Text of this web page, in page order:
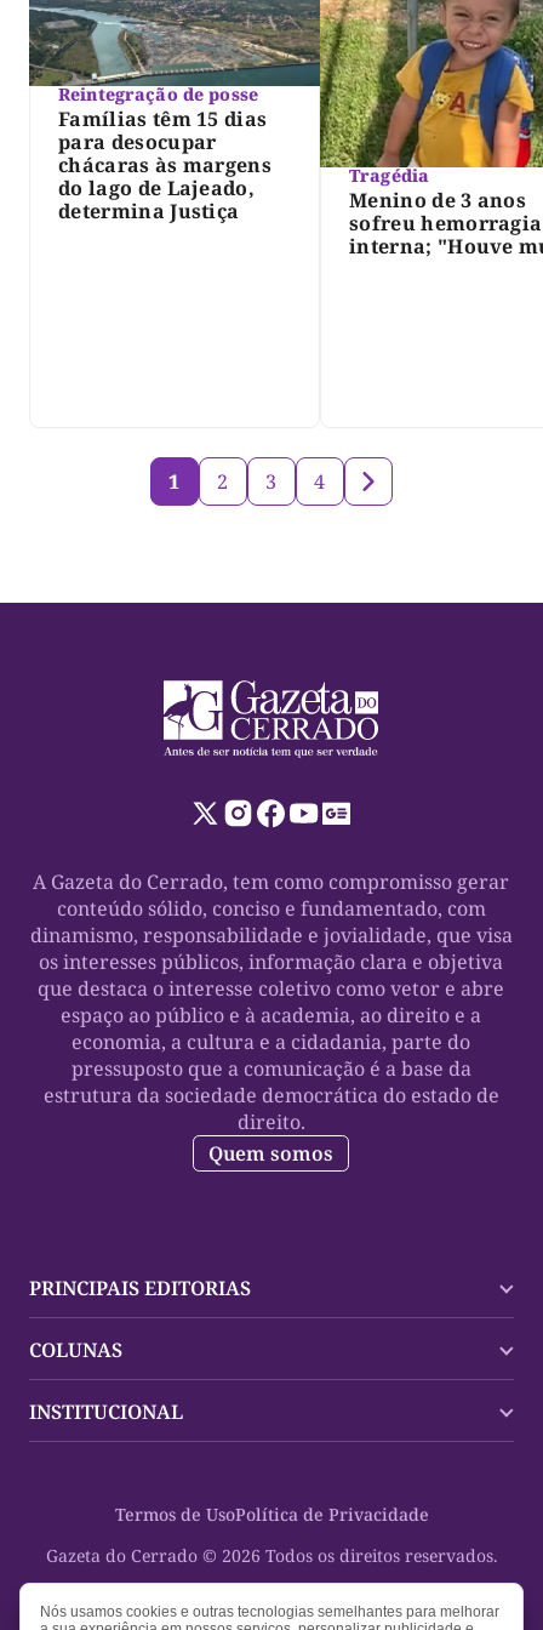
Reintegração de posse
Famílias têm 15 dias
para desocupar
chácaras às margens
do lago de Lajeado,
determina Justiça
Tragédia
Menino de 3 anos
sofreu hemorragia
interna; "Houve
1 2 3 4
A Gazeta do Cerrado, tem como compromisso gerar
conteúdo sólido, conciso e fundamentado, com
dinamismo, responsabilidade e jovialidade, que visa
os interesses públicos, informação clara e objetiva
que destaca o interesse coletivo como vetor e abre
espaço ao público e à academia, ao direito e a
economia, a cultura e a cidadania, parte do
pressuposto que a comunicação é a base da
estrutura da sociedade democrática do estado de
direito.
Quem somos
PRINCIPAIS EDITORIAS
Palmas
Mundo
Oportunidades
Cultura
Saúde
Educação
COLUNAS
Policial
Planeta Vivo
Espaço Cidadania
Turistando Gazeta
Nosso Direito
INSTITUCIONAL
Gazeta do Cerrado © 2026 Todos os direitos reservados.
Termos de UsoPolítica de Privacidade
Nós usamos cookies e outras tecnologias semelhantes para melhorar